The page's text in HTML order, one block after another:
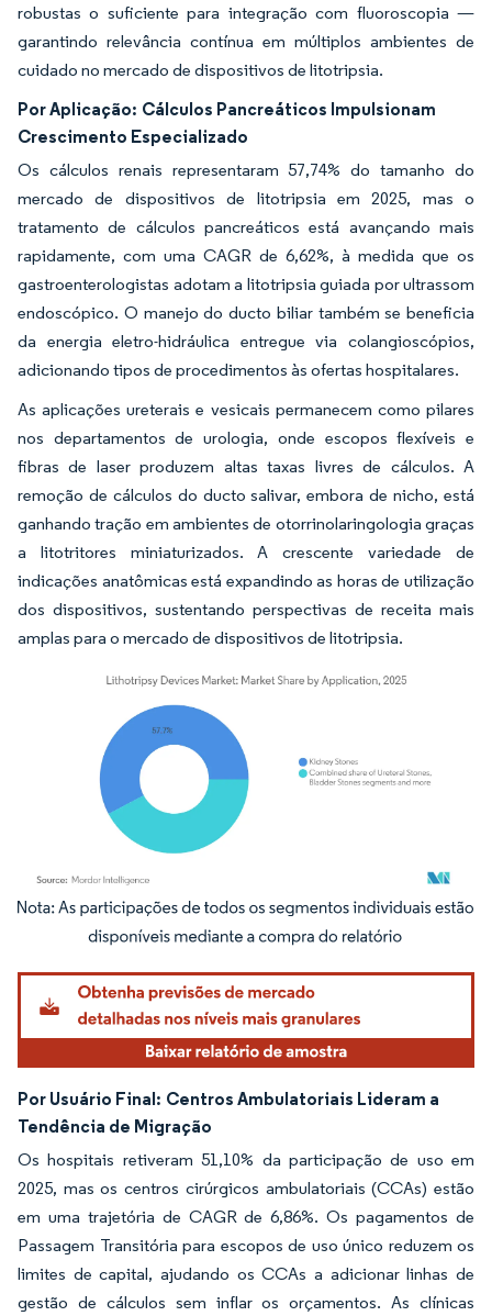
robustas o suficiente para integração com fluoroscopia —
garantindo relevância contínua em múltiplos ambientes de
cuidado no mercado de dispositivos de litotripsia.
Por Aplicação: Cálculos Pancreáticos Impulsionam
Crescimento Especializado
Os cálculos renais representaram 57,74% do tamanho do
mercado de dispositivos de litotripsia em 2025, mas o
tratamento de cálculos pancreáticos está avançando mais
rapidamente, com uma CAGR de 6,62%, à medida que os
gastroenterologistas adotam a litotripsia guiada por ultrassom
endoscópico. O manejo do ducto biliar também se beneficia
da energia eletro-hidráulica entregue via colangioscópios,
adicionando tipos de procedimentos às ofertas hospitalares.
As aplicações ureterais e vesicais permanecem como pilares
nos departamentos de urologia, onde escopos flexíveis e
fibras de laser produzem altas taxas livres de cálculos. A
remoção de cálculos do ducto salivar, embora de nicho, está
ganhando tração em ambientes de otorrinolaringologia graças
a litotritores miniaturizados. A crescente variedade de
indicações anatômicas está expandindo as horas de utilização
dos dispositivos, sustentando perspectivas de receita mais
amplas para o mercado de dispositivos de litotripsia.
Imagem © Mordor Intelligence. O reuso requer atribuição conforme CC BY 4.0.
Por Usuário Final: Centros Ambulatoriais Lideram a
Tendência de Migração
Os hospitais retiveram 51,10% da participação de uso em
2025, mas os centros cirúrgicos ambulatoriais (CCAs) estão
em uma trajetória de CAGR de 6,86%. Os pagamentos de
Passagem Transitória para escopos de uso único reduzem os
limites de capital, ajudando os CCAs a adicionar linhas de
gestão de cálculos sem inflar os orçamentos. As clínicas